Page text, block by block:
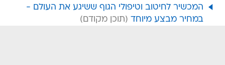
המכשיר לחיטוב וטיפולי הגוף ששיגע את העולם -
במחיר מבצע מיוחד